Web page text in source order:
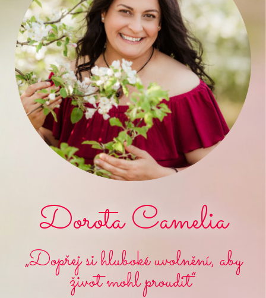
Dorota Camelia
„Dopřej si hluboké uvolnění, aby
život mohl proudit“